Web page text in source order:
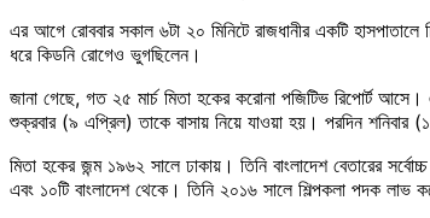
এর আগে রোববার সকাল ৬টা ২০ মিনিটে রাজধানীর একটি
ধরে কিডনি রোগেও ভুগছিলেন।
জানা গেছে, গত ২৫ মার্চ মিতা হকের করোনা পজিটিভ রিপোর্ট
শুক্রবার (৯ এপ্রিল) তাকে বাসায় নিয়ে যাওয়া হয়। পরদিন শনিবার
মিতা হকের জন্ম ১৯৬২ সালে ঢাকায়। তিনি বাংলাদেশ বেতারের
এবং ১০টি বাংলাদেশ থেকে। তিনি ২০১৬ সালে শিল্পকলা পদক